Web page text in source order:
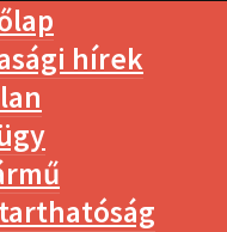
hírek